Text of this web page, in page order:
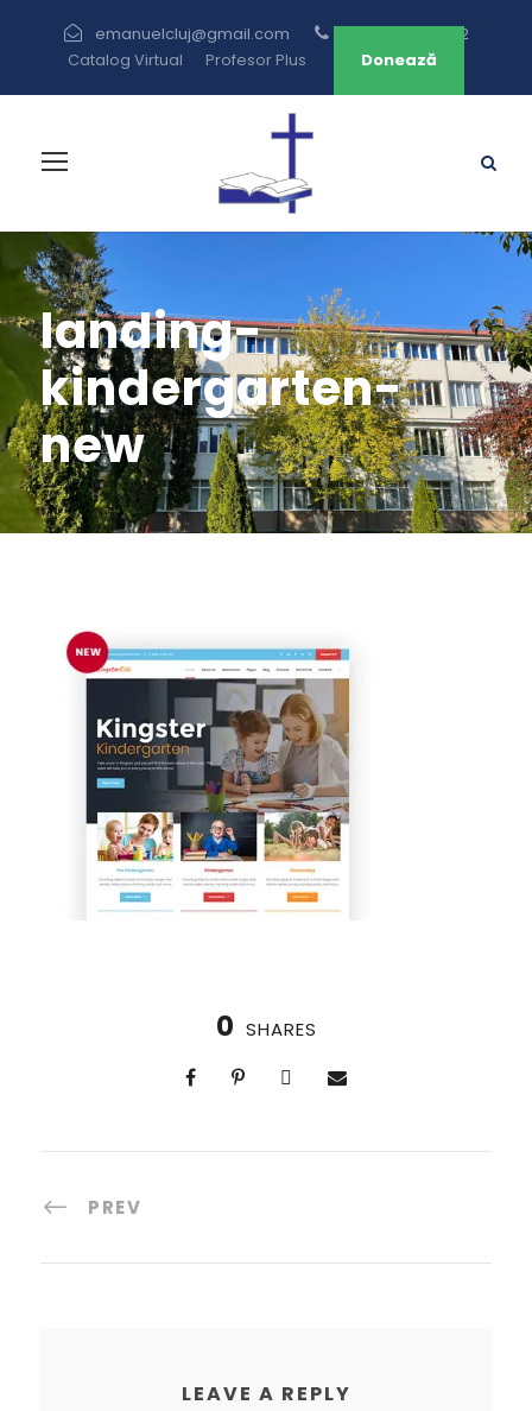
emanuelcluj@gmail.com
+40 264 433 582
Catalog Virtual
Profesor Plus Donează
landing-
kindergarten-
new
0 SHARES
PREV
LEAVE A REPLY